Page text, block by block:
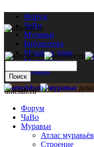
Форум
ЧаВо
Муравьи
Библиотека
Муравьи дома
Мастерская
Каталог
antclub.ru
Форум
ЧаВо
Муравьи
Атлас муравьёв
Строение